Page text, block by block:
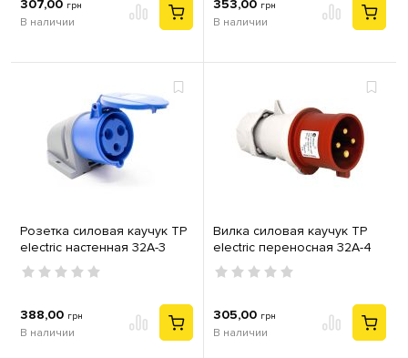
307,00 грн
В наличии
353,00 грн
В наличии
Розетка силовая каучук TP
electric настенная 32А-3
(2Р+РЕ) IP44 серый синий
388,00 грн
В наличии
Вилка силовая каучук TP
electric переносная 32А-4
(3Р+РЕ) IP44 серый красный
305,00 грн
В наличии